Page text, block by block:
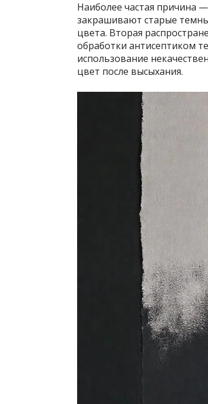
Наиболее частая причина
закрашивают старые
цвета. Вторая
обработки антисептиком
использование
цвет после высыхания.